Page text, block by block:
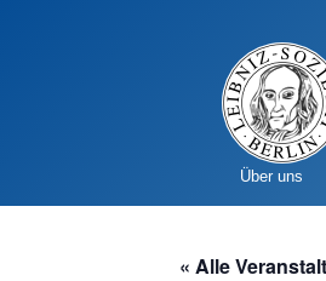
Über uns
« Alle